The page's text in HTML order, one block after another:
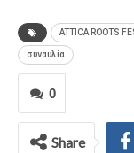
ATTICA ROOTS
συναυλία
0
Share